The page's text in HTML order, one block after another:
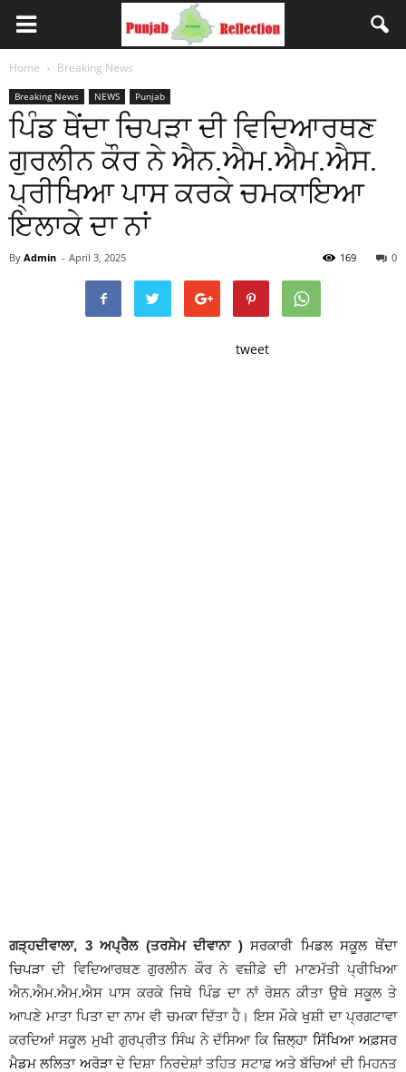
Home Breaking News
Breaking News NEWS Punjab
ਪਿੰਡ ਥੇਂਦਾ ਚਿਪੜਾ ਦੀ ਵਿਦਿਆਰਥਣ
ਗੁਰਲੀਨ ਕੌਰ ਨੇ ਐਨ.ਐਮ.ਐਮ.ਐਸ.
ਪ੍ਰੀਖਿਆ ਪਾਸ ਕਰਕੇ ਚਮਕਾਇਆ
ਇਲਾਕੇ ਦਾ ਨਾਂ
By Admin - April 3, 2025 0
169
tweet
ਗੜ੍ਹਦੀਵਾਲਾ, 3 ਅਪ੍ਰੈਲ (ਤਰਸੇਮ ਦੀਵਾਨਾ ) ਸਰਕਾਰੀ ਮਿਡਲ ਸਕੂਲ ਥੇਂਦਾ
ਚਿਪੜਾਦੀ ਵਿਦਿਆਰਥਣ ਗੁਰਲੀਨ ਕੌਰ ਨੇ ਵਜ਼ੀਫ਼ੇ ਦੀ ਮਾਣਮੱਤੀ ਪ੍ਰੀਖਿਆ
ਐਨ.ਐਮ.ਐਮ.ਐਸ ਪਾਸ ਕਰਕੇ ਜਿਥੇ ਪਿੰਡ ਦਾ ਨਾਂ ਰੋਸ਼ਨ ਕੀਤਾ ਉਥੇ ਸਕੂਲ ਤੇ
ਆਪਣੇ ਮਾਤਾ ਪਿਤਾ ਦਾ ਨਾਮ ਵੀ ਚਮਕਾ ਦਿੱਤਾ ਹੈ। ਇਸ ਮੌਕੇ ਖੁਸ਼ੀ ਦਾ ਪ੍ਰਗਟਾਵਾ
ਕਰਦਿਆਂ ਸਕੂਲ ਮੁਖੀ ਗੁਰਪ੍ਰੀਤ ਸਿੰਘ ਨੇ ਦੱਸਿਆ ਕਿਜ਼ਿਲ੍ਹਾ ਸਿੱਖਿਆ ਅਫ਼ਸਰ
ਮੈਡਮ ਲਲਿਤਾ ਅਰੋੜਾਦੇ ਦਿਸ਼ਾ ਨਿਰਦੇਸ਼ਾਂ ਤਹਿਤ ਸਟਾਫ਼ ਅਤੇ ਬੱਚਿਆਂ ਦੀ ਮਿਹਨਤ